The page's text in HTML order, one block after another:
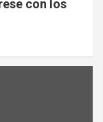
con los